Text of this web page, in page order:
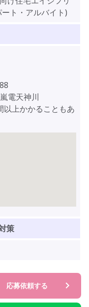
ト・アルバイト)
電天神川
上かかることもあ
策
応募依頼する